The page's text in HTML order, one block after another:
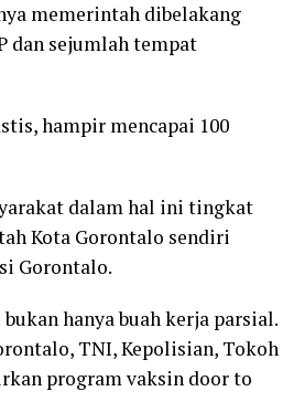
memerintah dibelakang
dan sejumlah tempat
hampir mencapai 100
dalam hal ini tingkat
Kota Gorontalo sendiri
Gorontalo.
hanya buah kerja parsial.
TNI, Kepolisian, Tokoh
program vaksin door to